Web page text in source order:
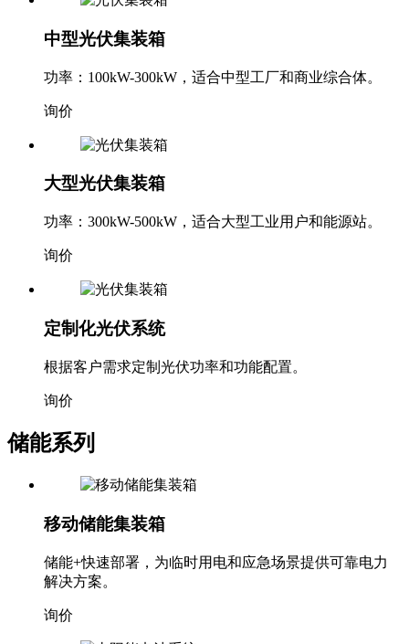
中型光伏集装箱
功率：100kW-300kW，适合中型工厂和商业综合体。
询价
大型光伏集装箱
功率：300kW-500kW，适合大型工业用户和能源站。
询价
定制化光伏系统
根据客户需求定制光伏功率和功能配置。
询价
储能系列
移动储能集装箱
储能+快速部署，为临时用电和应急场景提供可靠电力
解决方案。
询价